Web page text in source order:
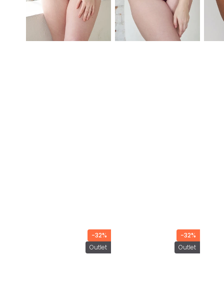
-32%
Outlet
-32%
Outlet